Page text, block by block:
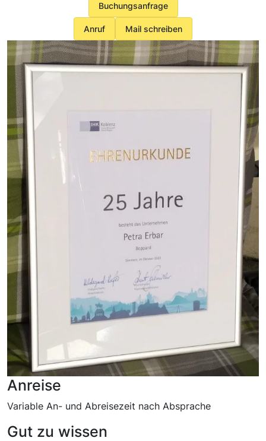
Buchungsanfrage
Anruf Mail schreiben
Anreise
Variable An- und Abreisezeit nach Absprache
Gut zu wissen